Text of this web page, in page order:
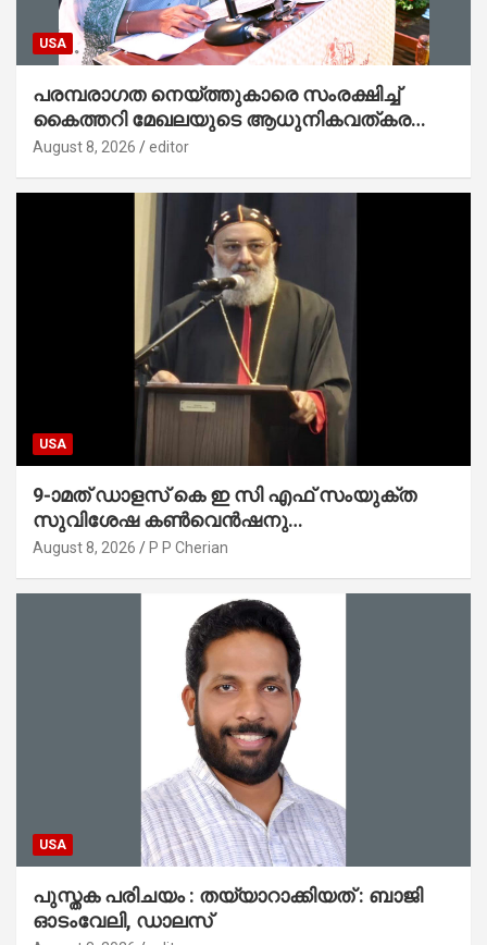
USA
പരമ്പരാഗത നെയ്ത്തുകാരെ സംരക്ഷിച്ച്
കൈത്തറി മേഖലയുടെ ആധുനികവത്കരണം
സാധ്യമാക്കും : ഡെപ്യൂട്ടി സ്പീക്കർ
August 8, 2026 editor
USA
9-ാമത് ഡാളസ് കെ ഇ സി എഫ് സംയുക്ത
സുവിശേഷ കൺവെൻഷനു
പ്രാർത്ഥനാനിർഭരമായ തുടക്കം
August 8, 2026 P P Cherian
USA
പുസ്തക പരിചയം : തയ്യാറാക്കിയത് : ബാജി
ഓടംവേലി, ഡാലസ്